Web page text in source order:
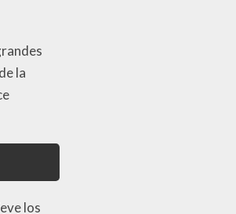
la
los